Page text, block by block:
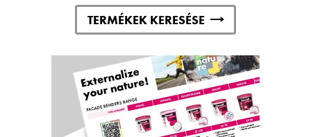
TERMÉKEK KERESÉSE